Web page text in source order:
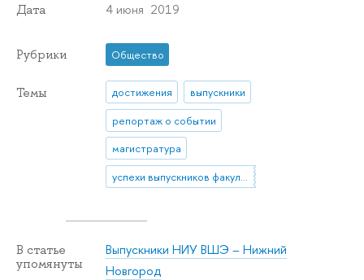
Дата 4 июня 2019
Рубрики Общество
Темы достижения
выпускники
репортаж о событии
магистратура
успехи выпускников факультета экономики
В статье
упомянуты
Выпускники НИУ ВШЭ – Нижний
Новгород